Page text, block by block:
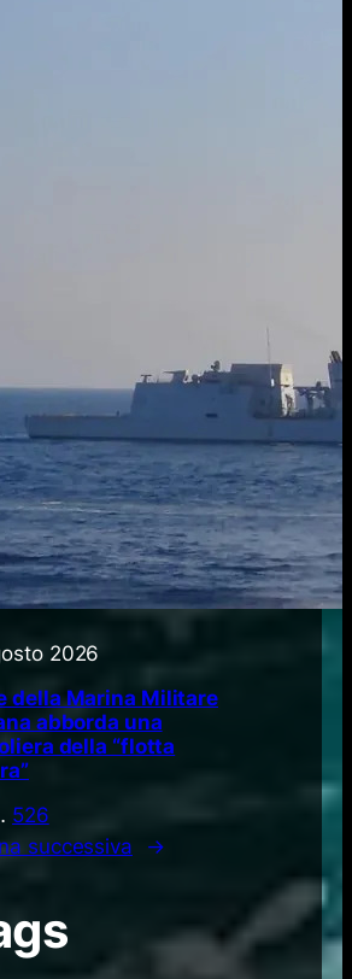
2026
della Marina Militare
abborda una
della “flotta
526
successiva
→